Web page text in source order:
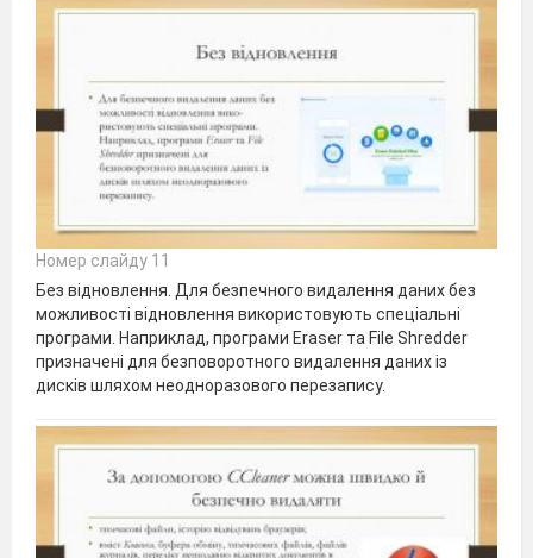
Номер слайду 11
Без відновлення. Для безпечного видалення даних без
можливості відновлення вико­ристовують спеціальні
програми. Наприклад, програми Eraser та File Shredder
призначені для безповоротного видалення даних із
дисків шля­хом неодноразового перезапису.